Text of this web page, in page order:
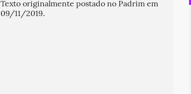
Texto originalmente postado no Padrim em
09/11/2019.